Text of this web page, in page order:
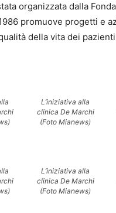
organizzata dalla
promuove progetti e
della vita dei pazienti
L’iniziativa alla
clinica De Marchi
(Foto Mianews)
L’iniziativa alla
clinica De Marchi
(Foto Mianews)